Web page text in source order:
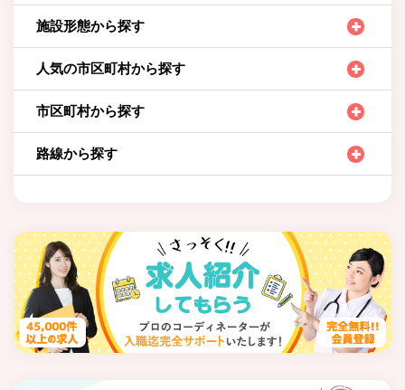
施設形態から探す
人気の市区町村から探す
市区町村から探す
路線から探す